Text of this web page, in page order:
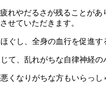
れやだるさが残ることが
せていただきます。
ぐし、全身の血行を促進す
て、乱れがちな自律神経の
くなりがちな方もいらっ